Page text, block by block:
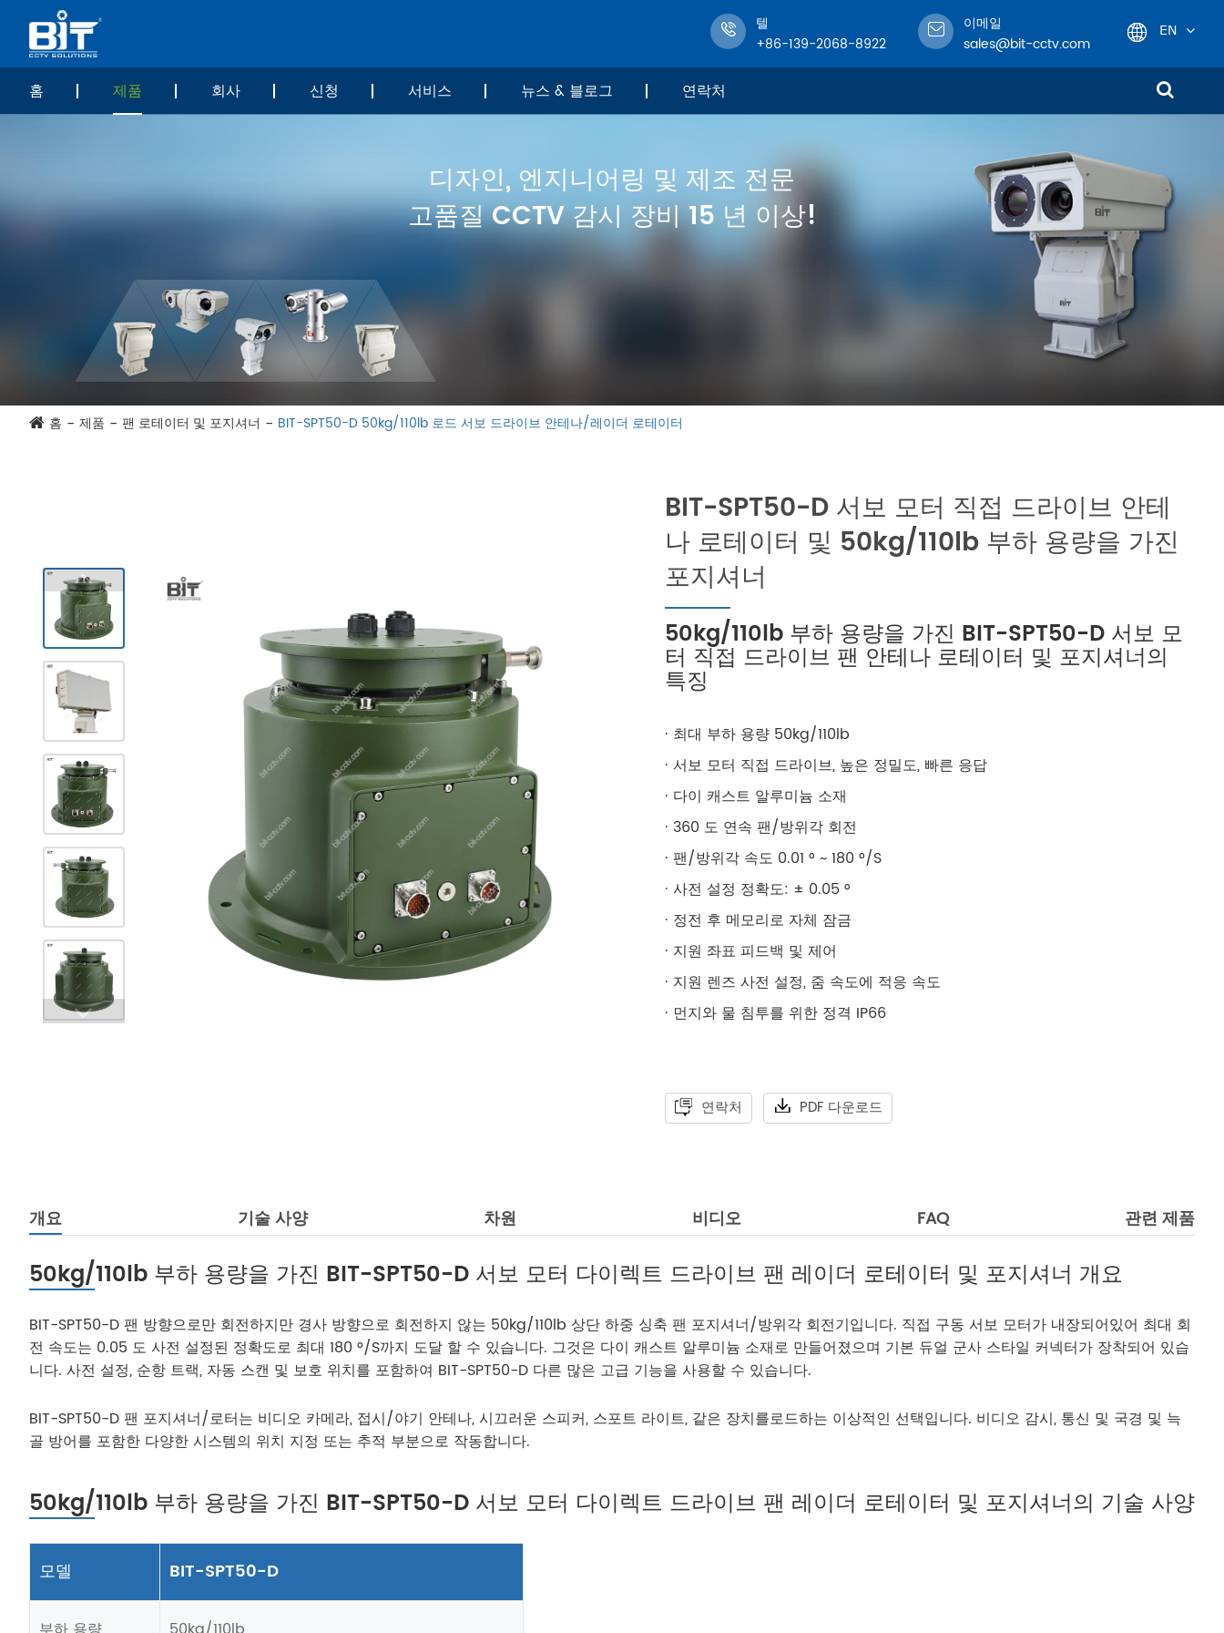
텔
+86-139-2068-8922
이메일
sales@bit-cctv.com
EN
한국어
français
Deutsch
Español
العربية
tiếng việt
čeština
홈 제품 회사 신청 서비스 뉴스 & 블로그 연락처
디자인, 엔지니어링 및 제조 전문
고품질 CCTV 감시 장비 15 년 이상!
홈 제품 팬 로테이터 및 포지셔너 BIT-SPT50-D 50kg/110lb 로드 서보 드라이브 안테나/레이더 로테이터
BIT-SPT50-D 서보 모터 직접 드라이브 안테
나 로테이터 및 50kg/110lb 부하 용량을 가진
포지셔너
50kg/110lb 부하 용량을 가진 BIT-SPT50-D 서보 모
터 직접 드라이브 팬 안테나 로테이터 및 포지셔너의
특징
· 최대 부하 용량 50kg/110lb
· 서보 모터 직접 드라이브, 높은 정밀도, 빠른 응답
· 다이 캐스트 알루미늄 소재
· 360 도 연속 팬/방위각 회전
· 팬/방위각 속도 0.01 ° ~ 180 °/S
· 사전 설정 정확도: ± 0.05 °
· 정전 후 메모리로 자체 잠금
· 지원 좌표 피드백 및 제어
· 지원 렌즈 사전 설정, 줌 속도에 적응 속도
· 먼지와 물 침투를 위한 정격 IP66
연락처 PDF 다운로드
개요 기술 사양 차원 비디오 FAQ 관련 제품
50kg/110lb 부하 용량을 가진 BIT-SPT50-D 서보 모터 다이렉트 드라이브 팬 레이더 로테이터 및 포지셔너 개요
BIT-SPT50-D 팬 방향으로만 회전하지만 경사 방향으로 회전하지 않는 50kg/110lb 상단 하중 싱축 팬 포지셔너/방위각 회전기입니다. 직접 구동 서보 모터가 내장되어있어 최대 회
전 속도는 0.05 도 사전 설정된 정확도로 최대 180 °/S까지 도달 할 수 있습니다. 그것은 다이 캐스트 알루미늄 소재로 만들어졌으며 기본 듀얼 군사 스타일 커넥터가 장착되어 있습
니다. 사전 설정, 순항 트랙, 자동 스캔 및 보호 위치를 포함하여 BIT-SPT50-D 다른 많은 고급 기능을 사용할 수 있습니다.
BIT-SPT50-D 팬 포지셔너/로터는 비디오 카메라, 접시/야기 안테나, 시끄러운 스피커, 스포트 라이트, 같은 장치를로드하는 이상적인 선택입니다. 비디오 감시, 통신 및 국경 및 늑
골 방어를 포함한 다양한 시스템의 위치 지정 또는 추적 부분으로 작동합니다.
50kg/110lb 부하 용량을 가진 BIT-SPT50-D 서보 모터 다이렉트 드라이브 팬 레이더 로테이터 및 포지셔너의 기술 사양
모델 BIT-SPT50-D